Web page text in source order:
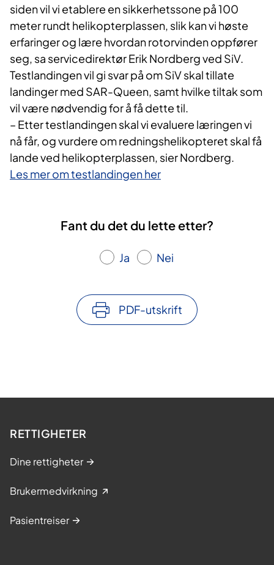
siden vil vi etablere en sikkerhetssone på 100
meter rundt helikopterplassen, slik kan vi høste
erfaringer og lære hvordan rotorvinden oppfører
seg, sa servicedirektør Erik Nordberg ved SiV.
Testlandingen vil gi svar på om SiV skal tillate
landinger med SAR-Queen, samt hvilke tiltak som
vil være nødvendig for å få dette til.
– Etter testlandingen skal vi evaluere læringen vi
nå får, og vurdere om redningshelikopteret skal få
lande ved helikopterplassen, sier Nordberg.
Les mer om testlandingen her
Fant du det du lette etter?
Ja Nei
PDF-utskrift
RETTIGHETER
Dine rettigheter
Brukermedvirkning
Pasientreiser